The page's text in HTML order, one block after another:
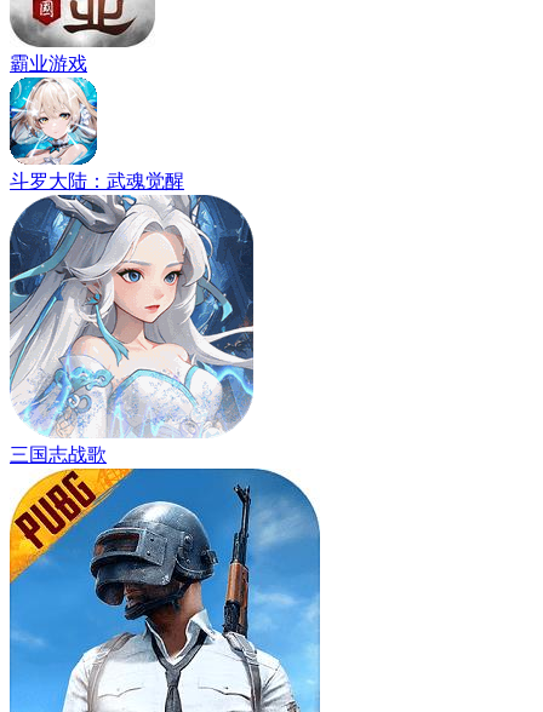
霸业游戏
斗罗大陆：武魂觉醒
三国志战歌